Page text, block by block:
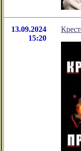
13.09.2024
15:20